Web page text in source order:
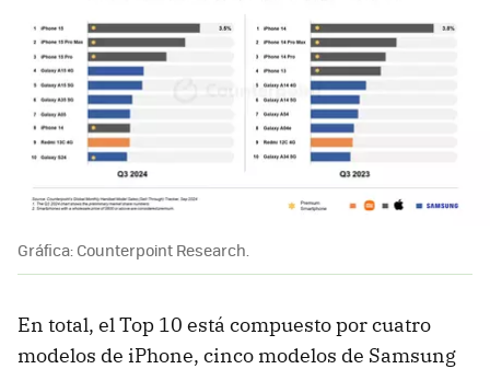
Gráfica: Counterpoint Research.
En total, el Top 10 está compuesto por cuatro
modelos de iPhone, cinco modelos de Samsung